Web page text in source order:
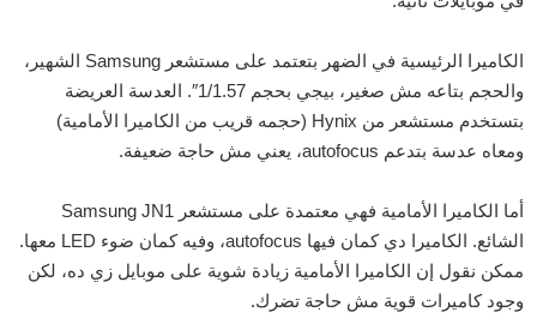
الكاميرا الرئيسية في الضهر بتعتمد على مستشعر Samsung الشهير،
والحجم بتاعه مش صغير، بيجي بحجم 1/1.57″. العدسة العريضة
بتستخدم مستشعر من Hynix (حجمه قريب من الكاميرا الأمامية)
ومعاه عدسة بتدعم autofocus، يعني مش حاجة ضعيفة.
أما الكاميرا الأمامية فهي معتمدة على مستشعر Samsung JN1
الشائع. الكاميرا دي كمان فيها autofocus، وفيه كمان ضوء LED معها.
ممكن نقول إن الكاميرا الأمامية زيادة شوية على موبايل زي ده، لكن
وجود كاميرات قوية مش حاجة تضرك.